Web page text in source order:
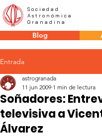
Sociedad
Astronómica
Granadina
Blog
Entrada
Soñadores:
televisiva a
Álvarez
astrogranada
11 jun 2009 1 min de lectura